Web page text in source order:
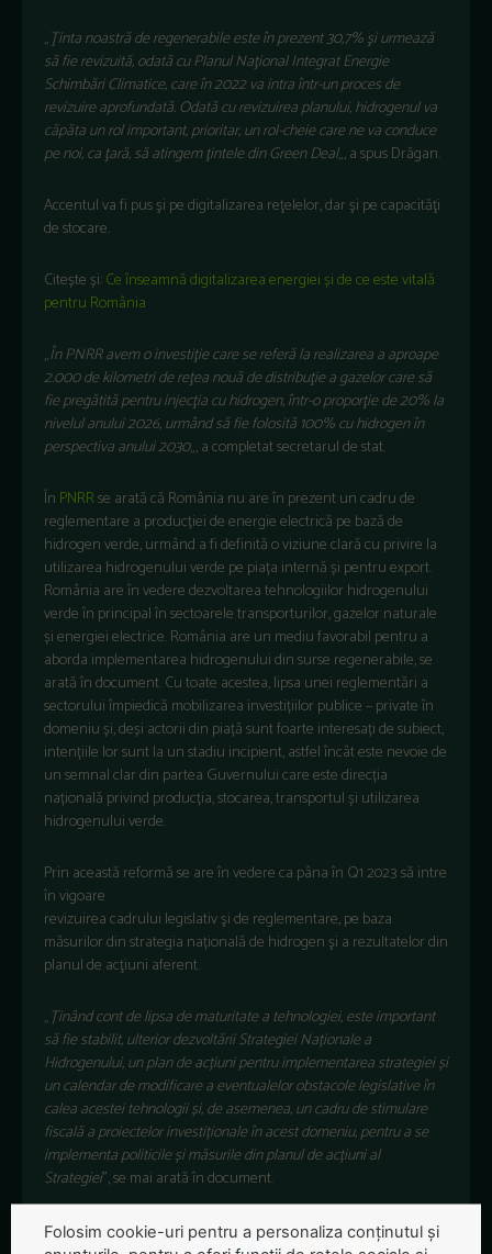
„Ţinta noastră de regenerabile este în prezent 30,7% şi urmează
să fie revizuită, odată cu Planul Naţional Integrat Energie
Schimbări Climatice, care în 2022 va intra într-un proces de
revizuire aprofundată. Odată cu revizuirea planului, hidrogenul va
căpăta un rol important, prioritar, un rol-cheie care ne va conduce
pe noi, ca ţară, să atingem ţintele din Green Deal„, a spus Drăgan.
Accentul va fi pus şi pe digitalizarea reţelelor, dar şi pe capacităţi
de stocare.
Citește și:Ce înseamnă digitalizarea energiei și de ce este vitală
pentru România
„În PNRR avem o investiţie care se referă la realizarea a aproape
2.000 de kilometri de reţea nouă de distribuţie a gazelor care să
fie pregătită pentru injecţia cu hidrogen, într-o proporţie de 20% la
nivelul anului 2026, urmând să fie folosită 100% cu hidrogen în
perspectiva anului 2030„, a completat secretarul de stat.
În PNRRse arată că România nu are în prezent un cadru de
reglementare a producției de energie electrică pe bază de
hidrogen verde, urmând a fi definită o viziune clară cu privire la
utilizarea hidrogenului verde pe piața internă și pentru export.
România are în vedere dezvoltarea tehnologiilor hidrogenului
verde în principal în sectoarele transporturilor, gazelor naturale
și energiei electrice. România are un mediu favorabil pentru a
aborda implementarea hidrogenului din surse regenerabile, se
arată în document. Cu toate acestea, lipsa unei reglementări a
sectorului împiedică mobilizarea investițiilor publice – private în
domeniu și, deși actorii din piață sunt foarte interesați de subiect,
intențiile lor sunt la un stadiu incipient, astfel încât este nevoie de
un semnal clar din partea Guvernului care este direcția
națională privind producția, stocarea, transportul și utilizarea
hidrogenului verde.
Prin această reformă se are în vedere ca pâna în Q1 2023 să intre
în vigoare
revizuirea cadrului legislativ şi de reglementare, pe baza
măsurilor din strategia națională de hidrogen şi a rezultatelor din
planul de acţiuni aferent.
„Ținând cont de lipsa de maturitate a tehnologiei, este important
să fie stabilit, ulterior dezvoltării Strategiei Naționale a
Hidrogenului, un plan de acțiuni pentru implementarea strategiei și
un calendar de modificare a eventualelor obstacole legislative în
calea acestei tehnologii și, de asemenea, un cadru de stimulare
fiscală a proiectelor investiționale în acest domeniu, pentru a se
implementa politicile și măsurile din planul de acțiuni al
Strategiei”, se mai arată în document.
Folosim cookie-uri pentru a personaliza conținutul și